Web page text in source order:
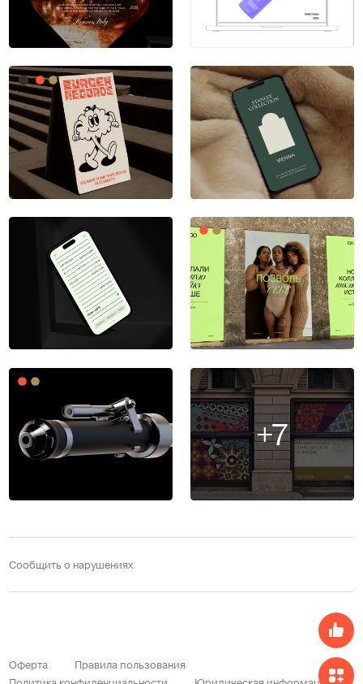
+7
Сообщить о нарушениях
Оферта
Правила пользования